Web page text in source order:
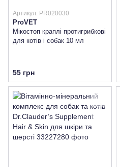
Артикул: PR020030
ProVET
Мікостоп краплі протигрибкові
для котів і собак 10 мл
55 грн